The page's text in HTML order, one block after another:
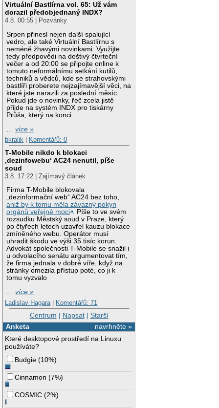
Virtuální Bastlírna vol. 65: Už vám
dorazil předobjednaný INDX?
4.8. 00:55 | Pozvánky
Srpen přinesl nejen další spalující
vedro, ale také Virtuální Bastlírnu s
neméně žhavými novinkami. Využijte
tedy předpovědi na deštivý čtvrteční
večer a od 20:00 se připojte online k
tomuto neformálnímu setkání kutilů,
techniků a vědců, kde se strahovskými
bastlíři proberete nejzajímavější věci, na
které jste narazili za poslední měsíc.
Pokud jde o novinky, řeč zcela jistě
přijde na systém INDX pro tiskárny
Průša, který na konci
…více »
bkralik
Komentářů: 0
T-Mobile nikdo k blokaci
‚dezinfowebu‘ AC24 nenutil, píše
soud
3.8. 17:22 | Zajímavý článek
Firma T-Mobile blokovala
„dezinformační web“ AC24 bez toho,
aniž by k tomu měla závazný pokyn
orgánů veřejné moci . Píše to ve svém
rozsudku Městský soud v Praze, který
po čtyřech letech uzavřel kauzu blokace
zmíněného webu. Operátor musí
uhradit škodu ve výši 35 tisíc korun.
Advokát společnosti T-Mobile se snažil i
u odvolacího senátu argumentovat tím,
že firma jednala v dobré víře, když na
stránky omezila přístup poté, co ji k
tomu vyzvalo
…více »
Ladislav Hagara | Komentářů: 71
Centrum | Napsat| Starší
navrhněte »
Anketa
Které desktopové prostředí na Linuxu
používáte?
Budgie (10%)
Cinnamon (7%)
COSMIC (2%)